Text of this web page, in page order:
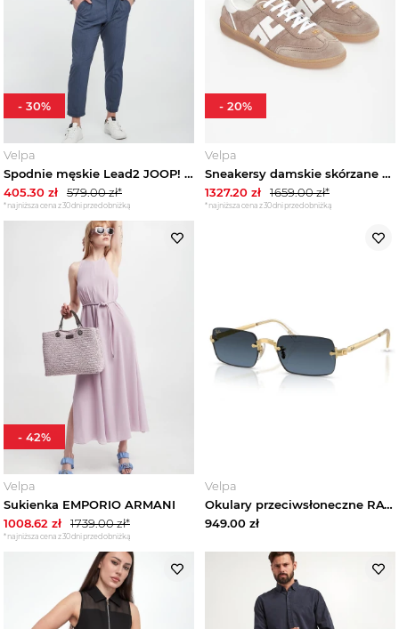
Velpa
Spodnie męskie Lead2 JOOP! JEANS
405.30 zł 579.00zł*
*najniższa cena z 30 dni przed obniżką
- 30%
Velpa
Sneakersy damskie skórzane ELISABETTA FRANCHI
1327.20 zł 1659.00zł*
*najniższa cena z 30 dni przed obniżką
- 20%
Velpa
Sukienka EMPORIO ARMANI
1008.62 zł 1739.00zł*
*najniższa cena z 30 dni przed obniżką
- 42%
Velpa
Okulary przeciwsłoneczne RAY-BAN
949.00 zł